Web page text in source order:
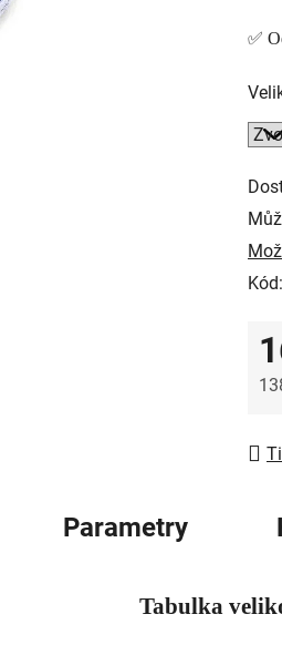
0,0
✅
Kód:
Parametry
Tabulka